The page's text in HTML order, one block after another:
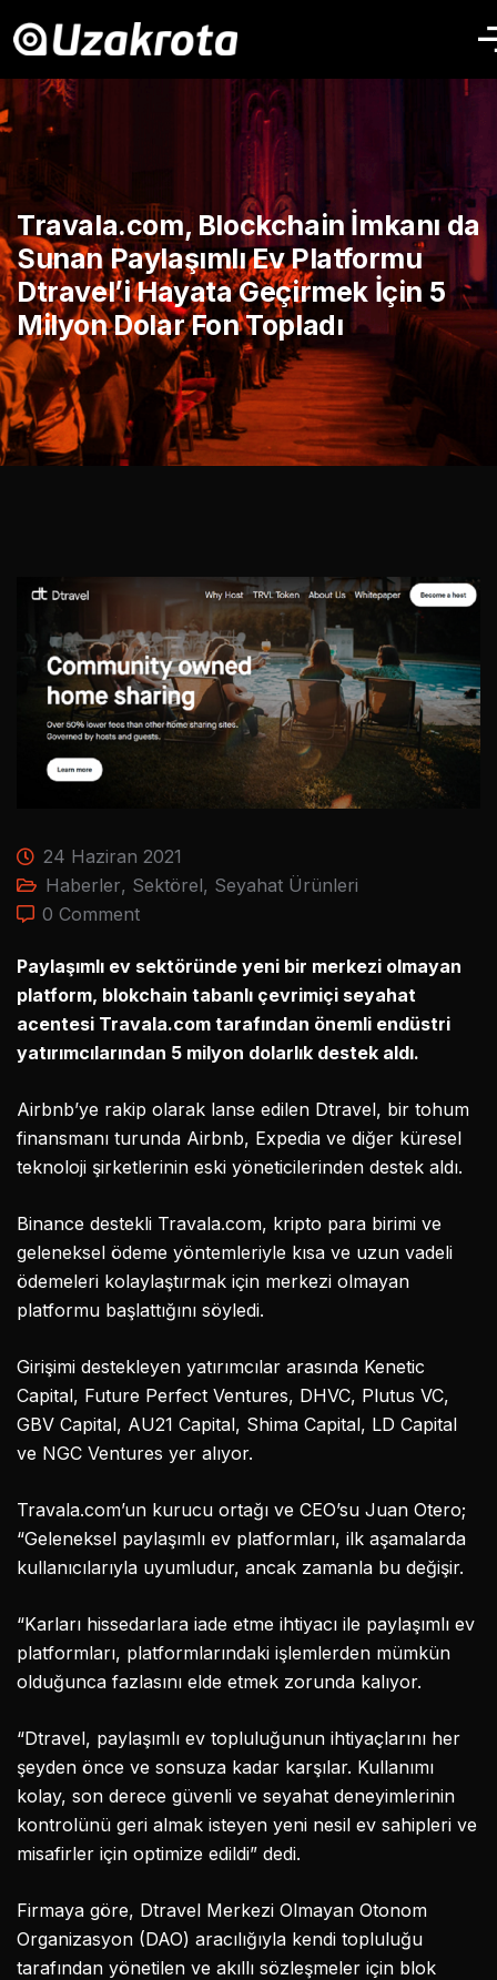
Travala.com, Blockchain İmkanı da
Sunan Paylaşımlı Ev Platformu
Dtravel’i Hayata Geçirmek İçin 5
Milyon Dolar Fon Topladı
24 Haziran 2021
Haberler, Sektörel, Seyahat Ürünleri
0 Comment
Paylaşımlı ev sektöründe yeni bir merkezi olmayan
platform, blokchain tabanlı çevrimiçi seyahat
acentesi Travala.com tarafından önemli endüstri
yatırımcılarından 5 milyon dolarlık destek aldı.
Airbnb’ye rakip olarak lanse edilen Dtravel, bir tohum
finansmanı turunda Airbnb, Expedia ve diğer küresel
teknoloji şirketlerinin eski yöneticilerinden destek aldı.
Binance destekli Travala.com, kripto para birimi ve
geleneksel ödeme yöntemleriyle kısa ve uzun vadeli
ödemeleri kolaylaştırmak için merkezi olmayan
platformu başlattığını söyledi.
Girişimi destekleyen yatırımcılar arasında Kenetic
Capital, Future Perfect Ventures, DHVC, Plutus VC,
GBV Capital, AU21 Capital, Shima Capital, LD Capital
ve NGC Ventures yer alıyor.
Travala.com’un kurucu ortağı ve CEO’su Juan Otero;
“Geleneksel paylaşımlı ev platformları, ilk aşamalarda
kullanıcılarıyla uyumludur, ancak zamanla bu değişir.
“Karları hissedarlara iade etme ihtiyacı ile paylaşımlı ev
platformları, platformlarındaki işlemlerden mümkün
olduğunca fazlasını elde etmek zorunda kalıyor.
“Dtravel, paylaşımlı ev topluluğunun ihtiyaçlarını her
şeyden önce ve sonsuza kadar karşılar. Kullanımı
kolay, son derece güvenli ve seyahat deneyimlerinin
kontrolünü geri almak isteyen yeni nesil ev sahipleri ve
misafirler için optimize edildi” dedi.
Firmaya göre, Dtravel Merkezi Olmayan Otonom
Organizasyon (DAO) aracılığıyla kendi topluluğu
tarafından yönetilen ve akıllı sözleşmeler için blok